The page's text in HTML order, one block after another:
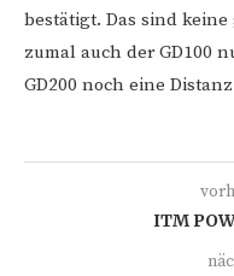
bestätigt. Das sind
zumal auch der GD100
GD200 noch eine
ITM